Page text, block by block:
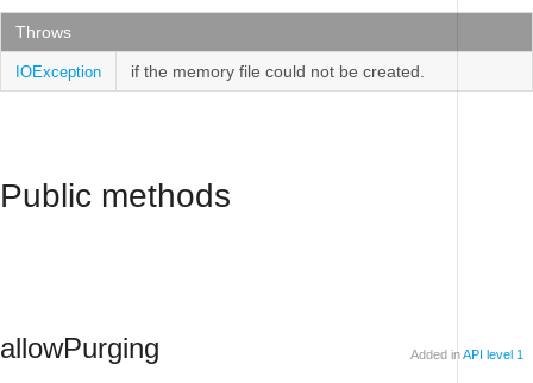
Throws
IOException if the memory file could not be created.
Public methods
allowPurging Added inAPI level 1